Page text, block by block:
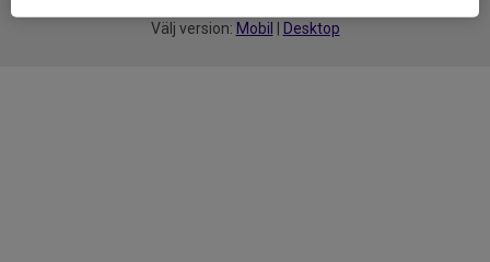
Välj version: Mobil Desktop